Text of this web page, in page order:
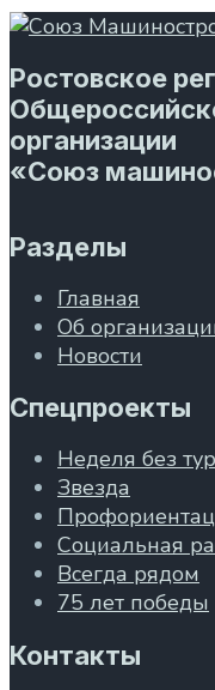
Ростовское
организации
«Союз
Разделы
Главная
Об
Новости
Спецпроекты
Неделя без
Звезда
Социальная
Всегда рядом
75 лет победы
Контакты